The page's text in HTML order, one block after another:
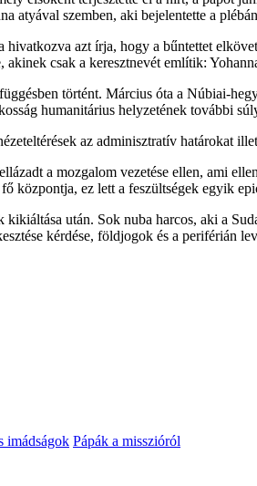
atyával szemben, aki bejelentette a
azt írja, hogy a bűntettet
csak a keresztnevét említik:
történt. Március óta a Núbiai-
humanitárius helyzetének további
az adminisztratív határokat
a mozgalom vezetése ellen, ami
központja, ez lett a feszültségek egyik
után. Sok nuba harcos, aki a
kérdése, földjogok és a periférián
imádságok Pápák a misszióról